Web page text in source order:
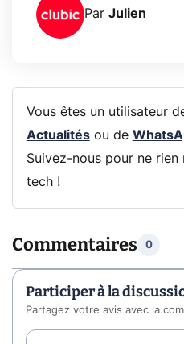
Par Julien
Vous êtes un utilisateur
Actualitésou de
Suivez-nous pour ne
tech !
Commentaires 0
Participer à la
Partagez votre avis avec la